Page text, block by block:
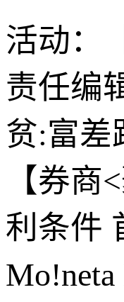
活动：
责任编
贫:富差
【券
利条件